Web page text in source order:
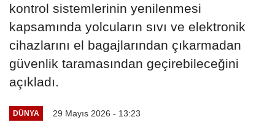
kontrol sistemlerinin yenilenmesi
kapsamında yolcuların sıvı ve elektronik
cihazlarını el bagajlarından çıkarmadan
güvenlik taramasından geçirebileceğini
açıkladı.
DÜNYA 29 Mayıs 2026 - 13:23